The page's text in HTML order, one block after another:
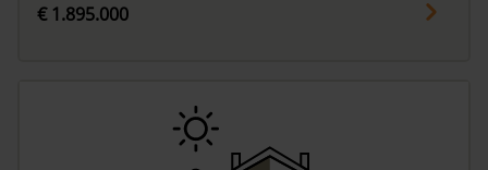
€ 1.895.000